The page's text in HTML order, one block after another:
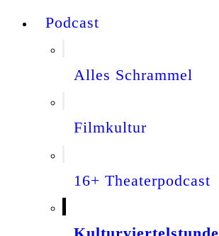
Podcast
Alles Schrammel
Filmkultur
16+ Theaterpodcast